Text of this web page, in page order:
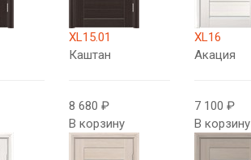
XL15.01
Каштан
8 680 ₽
В корзину
XL16
Акация
7 100 ₽
В корзину